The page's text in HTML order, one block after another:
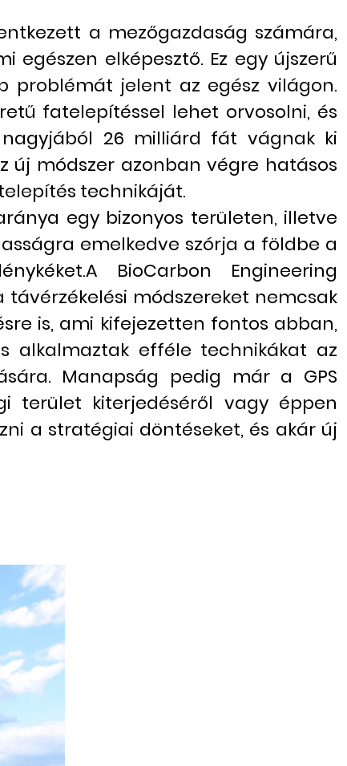
a mezőgazdaság számára,
elképesztő. Ez egy újszerű
problémát jelent az egész világon.
fatelepítéssel lehet orvosolni, és
26 milliárd fát vágnak ki
új módszer azonban végre hatásos
technikáját.
egy bizonyos területen, illetve
emelkedve szórja a földbe a
BioCarbon Engineering
módszereket nemcsak
is, ami kifejezetten fontos abban,
alkalmaztak efféle technikákat az
Manapság pedig már a GPS
terület kiterjedéséről vagy éppen
a stratégiai döntéseket, és akár új